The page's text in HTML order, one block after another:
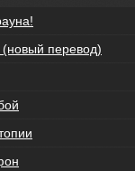
(новый перевод)